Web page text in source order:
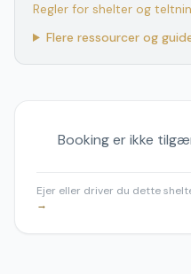
Regler for shelter og
Flere ressourcer og
Booking er ikke
Ejer eller driver du dette
→